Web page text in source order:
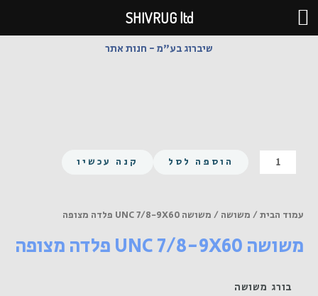
דילוג
לתוכן
שיברוג בע"מ - חנות אתר
כמות
של
9X60
הוספה לסל קנה עכשיו
עמוד הבית/ משושה / משושה UNC 7/8-9X60 פלדה מצופה
משושה UNC 7/8-9X60 פלדה מצופה
בורג משושה
SHIVRUG ltd